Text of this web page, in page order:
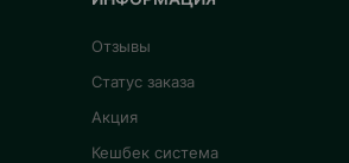
Отзывы
Статус заказа
Акция
Кешбек система